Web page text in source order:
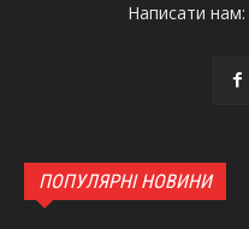
Написати нам:
ПОПУЛЯРНІ НОВИНИ